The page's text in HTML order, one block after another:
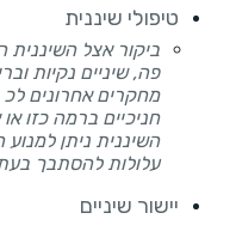
טיפולי שיננית
ביקור אצל השיננית
פה, שיניים נקיות
חניכיים ברמה כזו
השיננית ניתן
עלולות להסתבך
יישור שיניים